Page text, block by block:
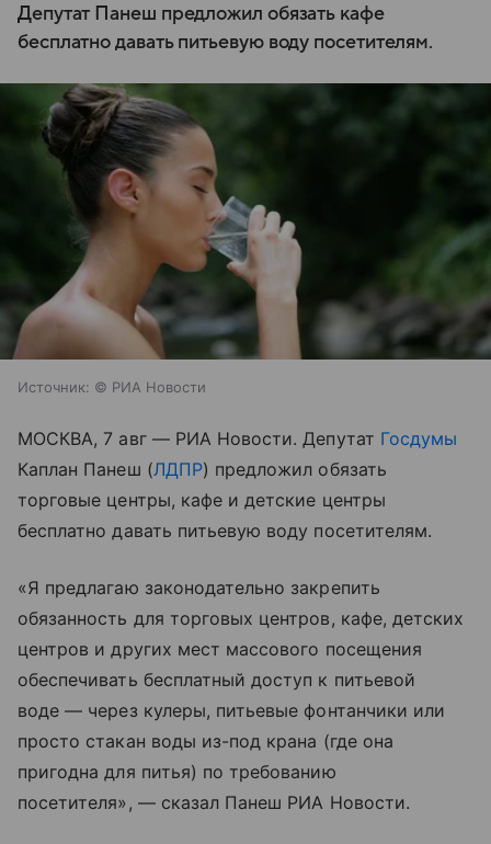
Депутат Панеш предложил обязать кафе
бесплатно давать питьевую воду посетителям.
Источник: © РИА Новости
МОСКВА, 7 авг — РИА Новости. Депутат Госдумы
Каплан Панеш (ЛДПР) предложил обязать
торговые центры, кафе и детские центры
бесплатно давать питьевую воду посетителям.
«Я предлагаю законодательно закрепить
обязанность для торговых центров, кафе, детских
центров и других мест массового посещения
обеспечивать бесплатный доступ к питьевой
воде — через кулеры, питьевые фонтанчики или
просто стакан воды из-под крана (где она
пригодна для питья) по требованию
посетителя», — сказал Панеш РИА Новости.